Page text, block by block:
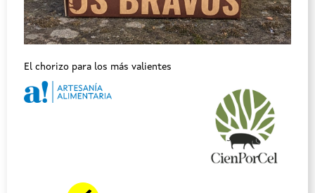
El chorizo para los más valientes